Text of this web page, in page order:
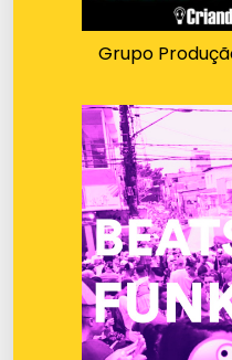
Grupo